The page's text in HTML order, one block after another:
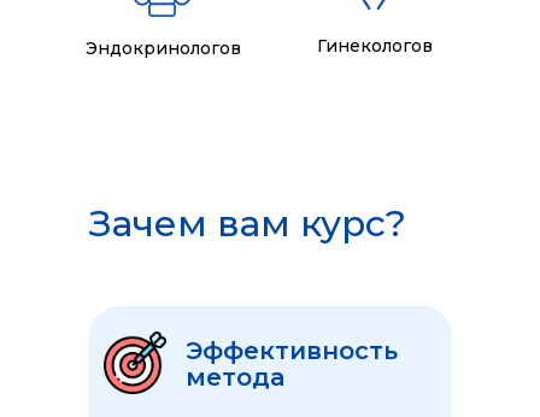
Эндокринологов Гинекологов
Зачем вам курс?
Эффективность
метода